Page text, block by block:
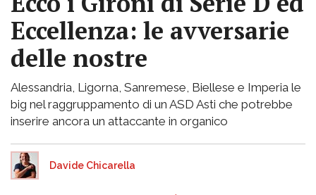
Eccellenza: le avversarie
delle nostre
Alessandria, Ligorna, Sanremese, Biellese e Imperia le
big nel raggruppamento di un ASD Asti che potrebbe
inserire ancora un attaccante in organico
Davide Chicarella